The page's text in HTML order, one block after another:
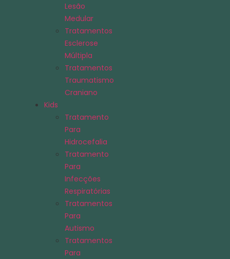
Lesão
Medular
Tratamentos
Esclerose
Múltipla
Tratamentos
Traumatismo
Craniano
Kids
Tratamento
Para
Hidrocefalia
Tratamento
Para
Infecções
Respiratórias
Tratamentos
Para
Autismo
Tratamentos
Para